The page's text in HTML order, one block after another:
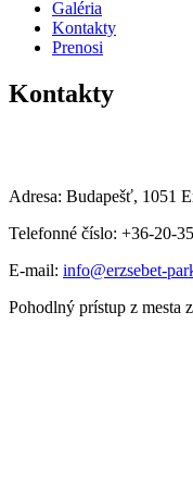
Galéria
Kontakty
Prenosi
Kontakty
Adresa: Budapešť, 1051
Telefonné číslo: +36-20-
E-mail: info@erzsebet-
Pohodlný prístup z mesta